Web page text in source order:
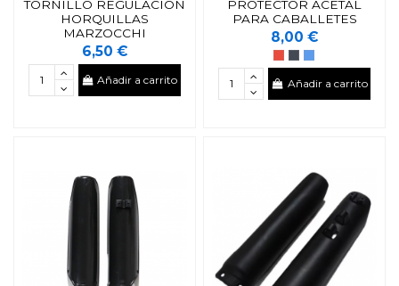
TORNILLO REGULACIÓN
HORQUILLAS
MARZOCCHI
6,50 €
Añadir a carrito
PROTECTOR ACETAL
PARA CABALLETES
8,00 €
Añadir a carrito